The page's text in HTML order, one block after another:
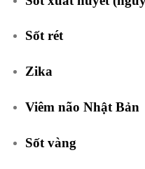
Sốt rét
Zika
Viêm não Nhật Bản
Sốt vàng